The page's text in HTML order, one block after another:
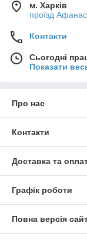
м. Харків
проїзд
Контакти
Сьогодні
Показати
Про нас
Контакти
Доставка та
Графік роботи
Повна версія